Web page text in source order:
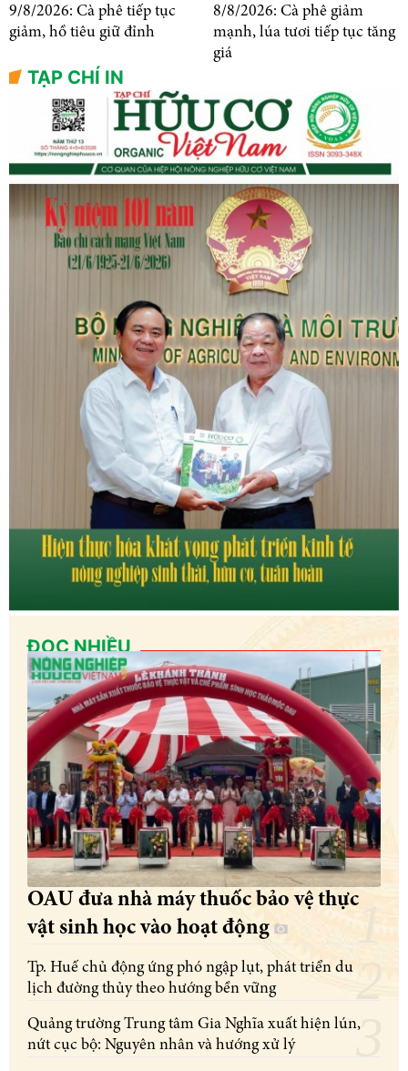
9/8/2026: Cà phê tiếp tục
giảm, hồ tiêu giữ đỉnh
8/8/2026: Cà phê giảm
mạnh, lúa tươi tiếp tục tăng
giá
TẠP CHÍ IN
ĐỌC NHIỀU
OAU đưa nhà máy thuốc bảo vệ thực
vật sinh học vào hoạt động
Tp. Huế chủ động ứng phó ngập lụt, phát triển du
lịch đường thủy theo hướng bền vững
Quảng trường Trung tâm Gia Nghĩa xuất hiện lún,
nứt cục bộ: Nguyên nhân và hướng xử lý